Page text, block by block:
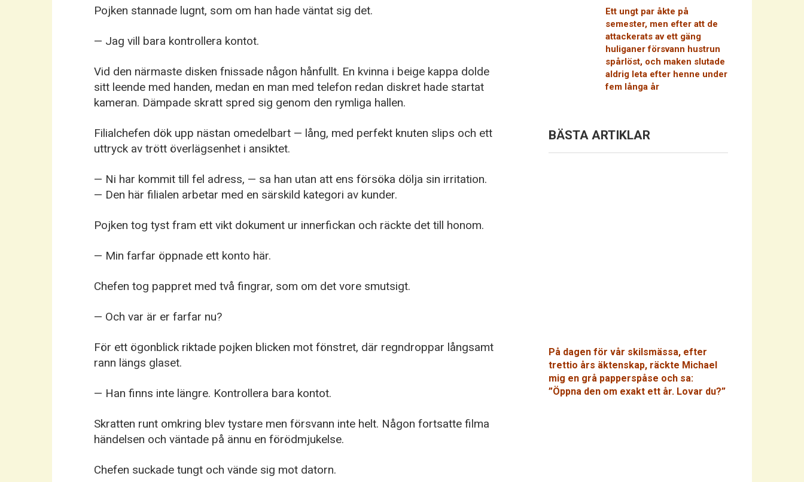
Pojken stannade lugnt, som om han hade väntat sig det.
— Jag vill bara kontrollera kontot.
Vid den närmaste disken fnissade någon hånfullt. En kvinna i beige kappa dolde
sitt leende med handen, medan en man med telefon redan diskret hade startat
kameran. Dämpade skratt spred sig genom den rymliga hallen.
Filialchefen dök upp nästan omedelbart — lång, med perfekt knuten slips och ett
uttryck av trött överlägsenhet i ansiktet.
— Ni har kommit till fel adress, — sa han utan att ens försöka dölja sin irritation.
— Den här filialen arbetar med en särskild kategori av kunder.
Pojken tog tyst fram ett vikt dokument ur innerfickan och räckte det till honom.
— Min farfar öppnade ett konto här.
Chefen tog pappret med två fingrar, som om det vore smutsigt.
— Och var är er farfar nu?
För ett ögonblick riktade pojken blicken mot fönstret, där regndroppar långsamt
rann längs glaset.
— Han finns inte längre. Kontrollera bara kontot.
Skratten runt omkring blev tystare men försvann inte helt. Någon fortsatte filma
händelsen och väntade på ännu en förödmjukelse.
Chefen suckade tungt och vände sig mot datorn.
Ett ungt par åkte på
semester, men efter att de
attackerats av ett gäng
huliganer försvann hustrun
spårlöst, och maken slutade
aldrig leta efter henne under
fem långa år
BÄSTA ARTIKLAR
På dagen för vår skilsmässa, efter
trettio års äktenskap, räckte Michael
mig en grå papperspåse och sa:
”Öppna den om exakt ett år. Lovar du?”